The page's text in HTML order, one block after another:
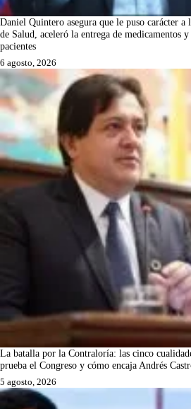
Daniel Quintero asegura que le puso carácter a
de Salud, aceleró la entrega de medicamentos
pacientes
6 agosto, 2026
La batalla por la Contraloría: las cinco
prueba el Congreso y cómo encaja Andrés
5 agosto, 2026